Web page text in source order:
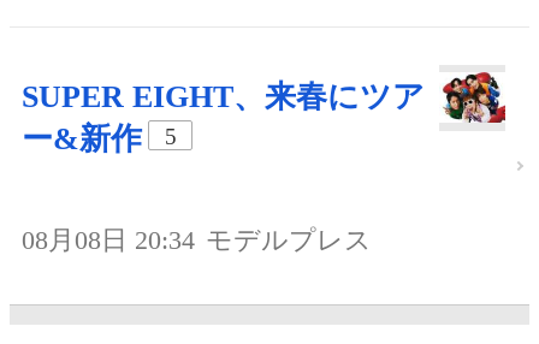
SUPER EIGHT、来春にツア
ー&新作
5
08月08日 20:34 モデルプレス